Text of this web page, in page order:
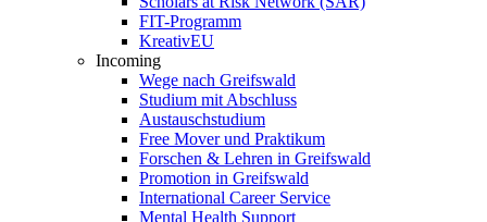
FIT-Programm
KreativEU
Incoming
Wege nach Greifswald
Studium mit Abschluss
Austauschstudium
Free Mover und Praktikum
Forschen & Lehren in Greifswald
Promotion in Greifswald
International Career Service
Mental Health Support